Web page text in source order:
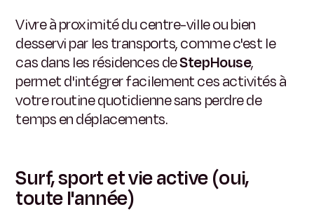
Vivre à proximité du centre-ville ou bien
desservi par les transports, comme c'est le
cas dans les résidences deStepHouse,
permet d'intégrer facilement ces activités à
votre routine quotidienne sans perdre de
temps en déplacements.
Surf, sport et vie active (oui,
toute l'année)